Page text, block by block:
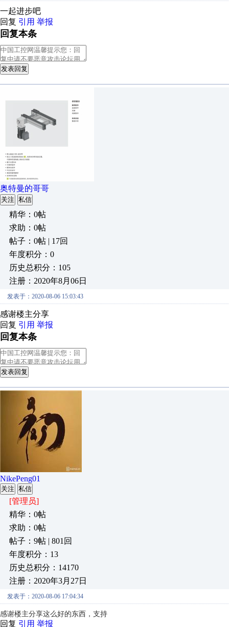
一起进步吧
回复 引用 举报
回复本条
发表回复
奥特曼的哥哥
关注 私信
精华：0帖
求助：0帖
帖子：0帖 | 17回
年度积分：0
历史总积分：105
注册：2020年8月06日
发表于：2020-08-06 15:03:43
感谢楼主分享
回复 引用 举报
回复本条
发表回复
NikePeng01
关注 私信
[管理员]
精华：0帖
求助：0帖
帖子：9帖 | 801回
年度积分：13
历史总积分：14170
注册：2020年3月27日
发表于：2020-08-06 17:04:34
感谢楼主分享这么好的东西，支持
回复 引用 举报